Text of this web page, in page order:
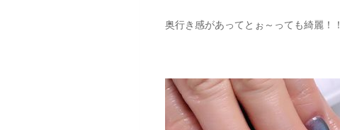
奥行き感があってとぉ～っても綺麗！！